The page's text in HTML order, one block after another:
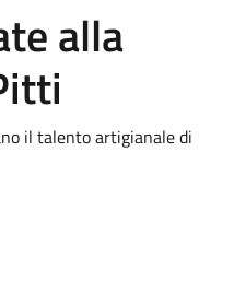
alla
il talento artigianale di